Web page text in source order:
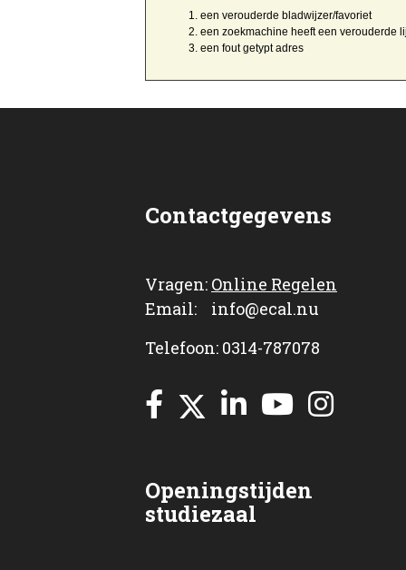
een verouderde bladwijzer/favoriet
een zoekmachine heeft een verouderde
een fout getyptadres
Contactgegevens
Vragen: Online Regelen
Email: info@ecal.nu
Telefoon: 0314-787078
Openingstijden
studiezaal